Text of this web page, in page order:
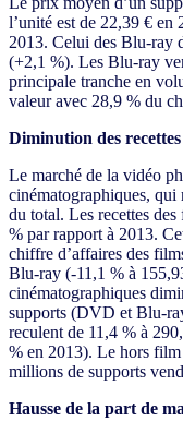
l’unité est de 22,39 € en
2013. Celui des Blu-ray
(+2,1 %). Les Blu-ray
principale tranche en
valeur avec 28,9 % du
Diminution des
Le marché de la vidéo
cinématographiques,
du total. Les recettes
% par rapport à 2013.
chiffre d’affaires des
Blu-ray (-11,1 % à
cinématographiques
supports (DVD et Blu-
reculent de 11,4 % à
% en 2013). Le hors
millions de supports
Hausse de la part de